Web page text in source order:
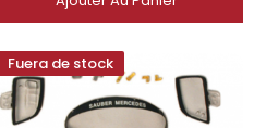
Fuera de stock